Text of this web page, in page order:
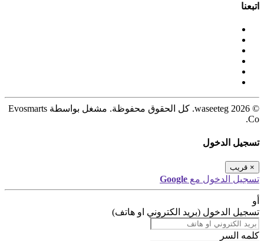
اتبعنا
© 2026 waseeteg. كل الحقوق محفوظة. مشغل بواسطة Evosmarts
Co.
تسجيل الدخول
× قريب
تسجيل الدخول مع Google
أو
تسجيل الدخول (بريد الكتروني او هاتف)
كلمه السر